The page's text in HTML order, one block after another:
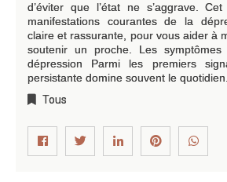
d’éviter que l’état ne s’aggrave.
manifestations courantes de la
claire et rassurante, pour vous aider à
soutenir un proche. Les
dépression Parmi les premiers
persistante domine souvent le quotidien.
Tous